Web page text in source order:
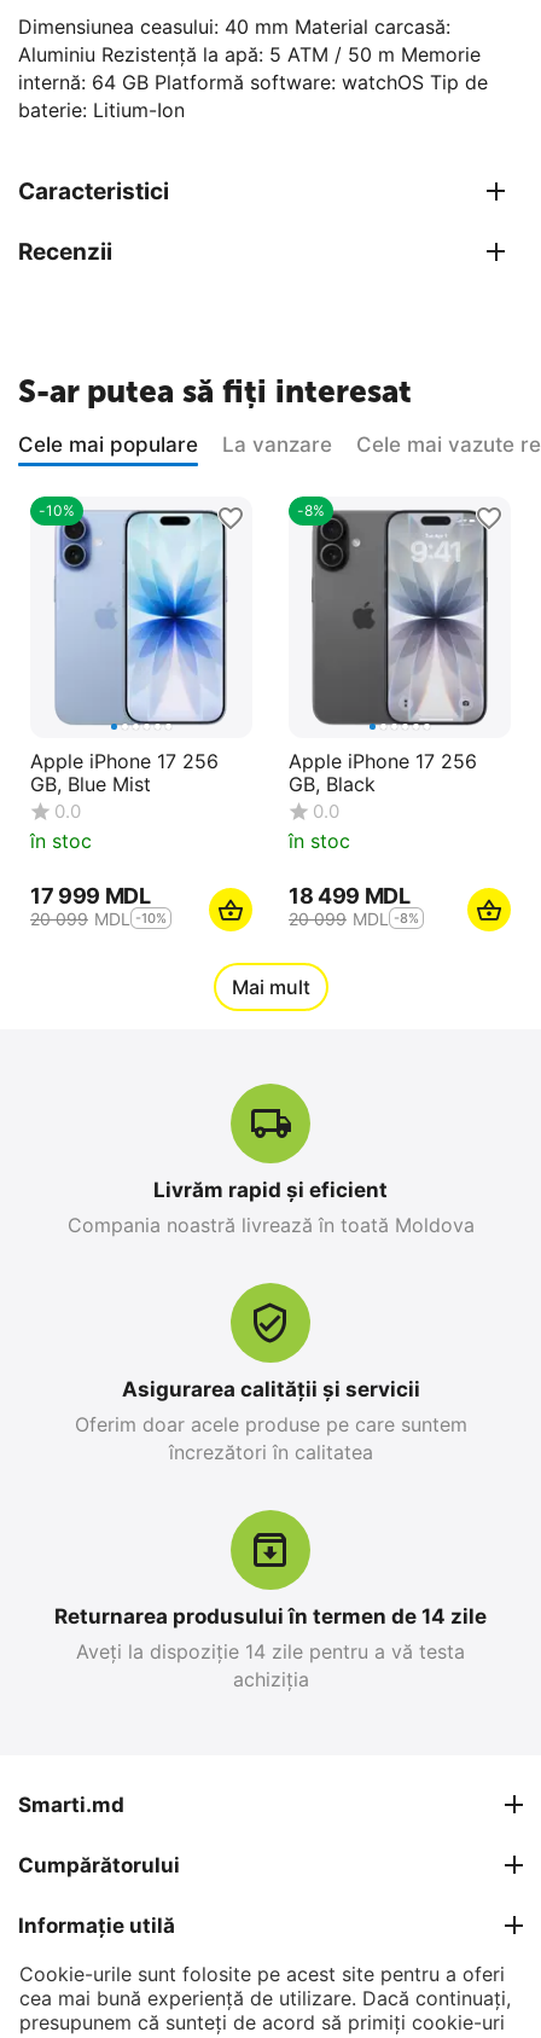
Dimensiunea ceasului: 40 mm Material carcasă:
Aluminiu Rezistență la apă: 5 ATM / 50 m Memorie
internă: 64 GB Platformă software: watchOS Tip de
baterie: Litium-Ion
Caracteristici
Recenzii
S-ar putea să fiți interesat
Cele mai populare La vanzare Cele mai vazute
-10%
Apple iPhone 17 256
GB, Blue Mist
0.0
în stoc
17 999 MDL
20 099 MDL -10%
-8%
Apple iPhone 17 256
GB, Black
0.0
în stoc
18 499 MDL
20 099 MDL -8%
Apple iPhone 17 Pro
MDL
MDL -12%
-10%
Apple iPhone 17 Pro
în stoc
28 299 MDL -10%
în stoc
26 999MDL
30 799 MDL -12%
Mai mult
Livrăm rapid și eficient
Compania noastră livrează în toată Moldova
Asigurarea calității și servicii
Oferim doar acele produse pe care suntem
încrezători în calitatea
Returnarea produsului în termen de 14 zile
Aveți la dispoziție 14 zile pentru a vă testa
achiziția
Smarti.md
Cumpărătorului
Informație utilă
Contul meu
Cookie-urile sunt folosite pe acest site pentru a oferi
cea mai bună experiență de utilizare. Dacă continuați,
presupunem că sunteți de acord să primiți cookie-uri